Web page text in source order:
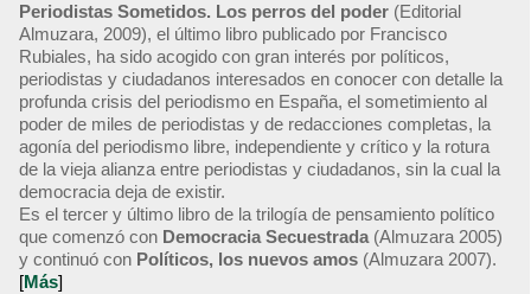
Periodistas Sometidos. Los perros del poder (Editorial
Almuzara, 2009), el último libro publicado por Francisco
Rubiales, ha sido acogido con gran interés por políticos,
periodistas y ciudadanos interesados en conocer con detalle la
profunda crisis del periodismo en España, el sometimiento al
poder de miles de periodistas y de redacciones completas, la
agonía del periodismo libre, independiente y crítico y la rotura
de la vieja alianza entre periodistas y ciudadanos, sin la cual la
democracia deja de existir.
Es el tercer y último libro de la trilogía de pensamiento político
que comenzó con Democracia Secuestrada (Almuzara 2005)
y continuó con Políticos, los nuevos amos (Almuzara 2007).
[Más]